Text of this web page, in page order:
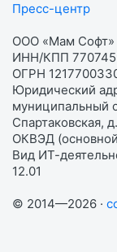
Пресс-центр
ООО «Мам Софт»
ИНН/КПП
ОГРН
Юридический
муниципальный
Спартаковская,
ОКВЭД
Вид ИТ-
12.01
© 2014—2026 ·